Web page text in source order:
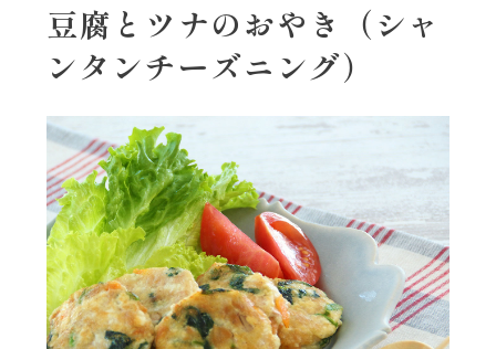
朝シャン（ごはん派）
朝シャン（パン派）
ヘルシー（150kcal以下）
時短（調理時間10分以下）
お弁当
あえるハコネーゼミートソース
あえるハコネーゼナポリタン
あえるハコネーゼジェノベーゼ
あえるハコネーゼペペロンチーノ
豆腐とツナのおやき（シャ
ンタンチーズニング）